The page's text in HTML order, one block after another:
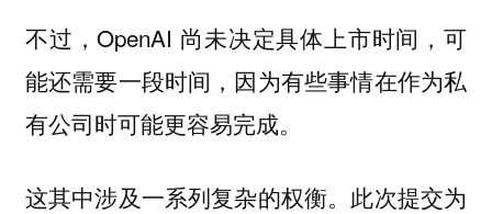
不过，OpenAI 尚未决定具体上市时间，可
能还需要一段时间，因为有些事情在作为私
有公司时可能更容易完成。
这其中涉及一系列复杂的权衡。此次提交为